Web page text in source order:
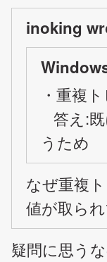
inoking
・重複
うため
なぜ重複
値が取ら
疑問に思う